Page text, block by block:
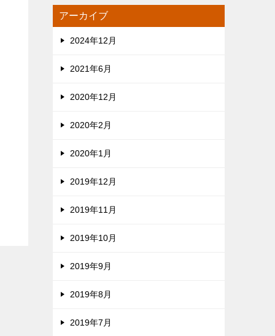
アーカイブ
2024年12月
2021年6月
2020年12月
2020年2月
2020年1月
2019年12月
2019年11月
2019年10月
2019年9月
2019年8月
2019年7月